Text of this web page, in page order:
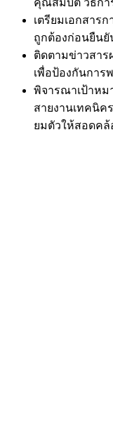
คุณสมบัติ วิธีกา
เตรียมเอกสาร
ถูกต้องก่อนยืน
ติดตามข่าวสาร
เพื่อป้องกันกา
พิจารณาเป้าหม
สายงานเทคนิค
ยมตัวให้สอดคล้